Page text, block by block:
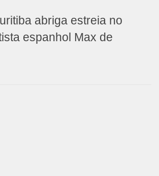
abriga estreia no
espanhol Max de